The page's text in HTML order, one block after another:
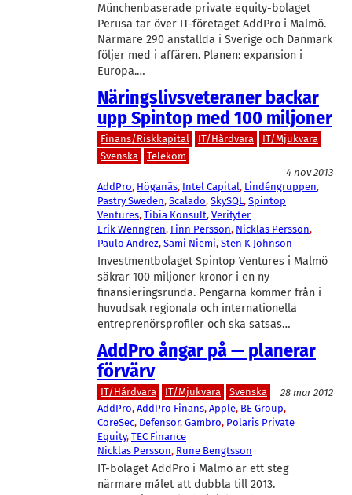
Münchenbaserade private equity-bolaget
Perusa tar över IT-företaget AddPro i Malmö.
Närmare 290 anställda i Sverige och Danmark
följer med i affären. Planen: expansion i
Europa.…
Näringslivsveteraner backar
upp Spintop med 100 miljoner
Finans/Riskkapital IT/Hårdvara
IT/Mjukvara
Svenska
Telekom
4 nov 2013
AddPro, Höganäs, Intel Capital, Lindéngruppen
Pastry Sweden, Scalado, SkySQL , Spintop
Ventures, Tibia Konsult, Verifyter
Erik Wenngren, Finn Persson, Nicklas Persson
Paulo Andrez, Sami Niemi, Sten K Johnson
Investmentbolaget Spintop Ventures i Malmö
säkrar 100 miljoner kronor i en ny
finansieringsrunda. Pengarna kommer från i
huvudsak regionala och internationella
entreprenörsprofiler och ska satsas…
AddPro ångar på — planerar
förvärv
IT/Hårdvara IT/Mjukvara Svenska
28 mar 2012
AddPro, AddPro Finans, Apple, BE Group
CoreSec, Defensor, Gambro, Polaris Private
Equity, TEC Finance
Nicklas Persson, Rune Bengtsson
IT-bolaget AddPro i Malmö är ett steg
närmare målet att dubbla till 2013.